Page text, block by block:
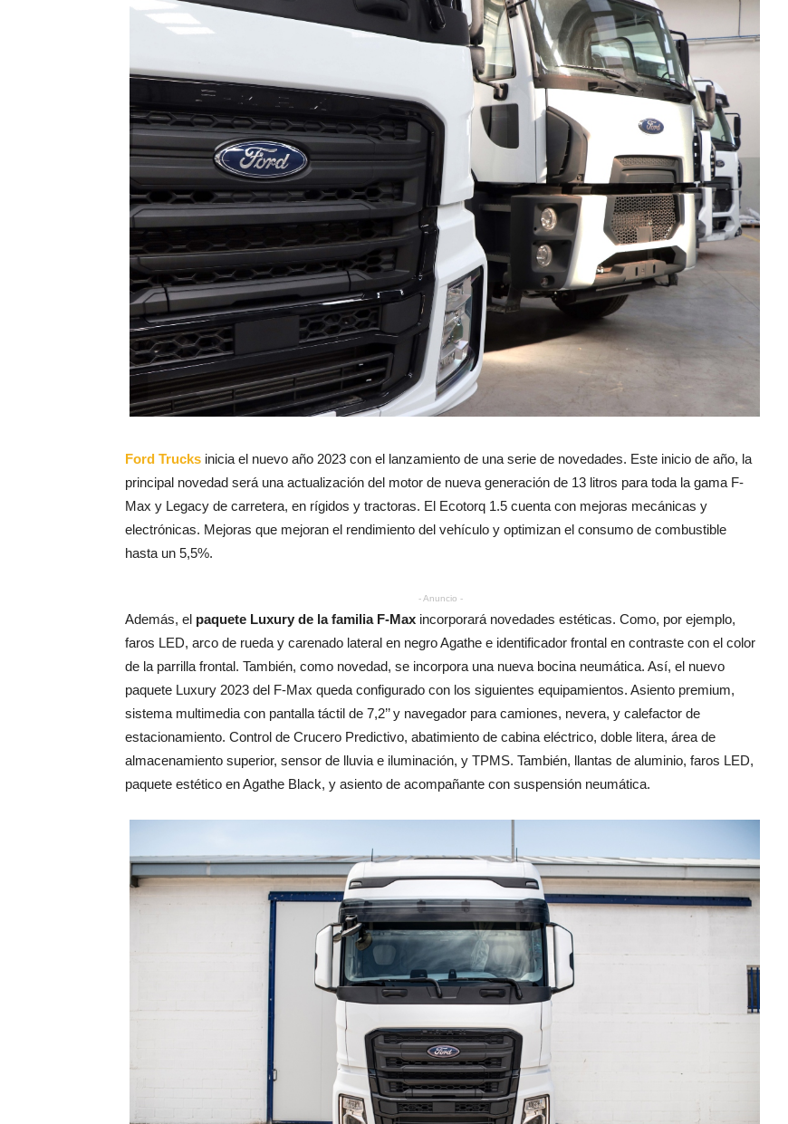
Ford Trucks inicia el nuevo año 2023 con el lanzamiento de una serie de novedades. Este inicio de año, la
principal novedad será una actualización del motor de nueva generación de 13 litros para toda la gama F-
Max y Legacy de carretera, en rígidos y tractoras. El Ecotorq 1.5 cuenta con mejoras mecánicas y
electrónicas. Mejoras que mejoran el rendimiento del vehículo y optimizan el consumo de combustible
hasta un 5,5%.
- Anuncio -
Además, el paquete Luxury de la familia F-Max incorporará novedades estéticas. Como, por ejemplo,
faros LED, arco de rueda y carenado lateral en negro Agathe e identificador frontal en contraste con el color
de la parrilla frontal. También, como novedad, se incorpora una nueva bocina neumática. Así, el nuevo
paquete Luxury 2023 del F-Max queda configurado con los siguientes equipamientos. Asiento premium,
sistema multimedia con pantalla táctil de 7,2’’ y navegador para camiones, nevera, y calefactor de
estacionamiento. Control de Crucero Predictivo, abatimiento de cabina eléctrico, doble litera, área de
almacenamiento superior, sensor de lluvia e iluminación, y TPMS. También, llantas de aluminio, faros LED,
paquete estético en Agathe Black, y asiento de acompañante con suspensión neumática.